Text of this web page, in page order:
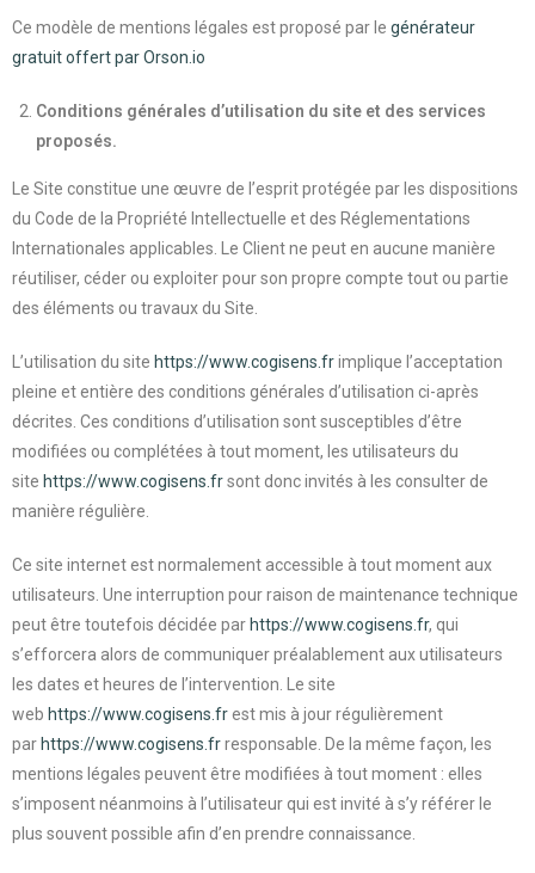
Ce modèle de mentions légales est proposé par le générateur
gratuit offert par Orson.io
Conditions générales d’utilisation du site et des services
proposés.
Le Site constitue une œuvre de l’esprit protégée par les dispositions
du Code de la Propriété Intellectuelle et des Réglementations
Internationales applicables. Le Client ne peut en aucune manière
réutiliser, céder ou exploiter pour son propre compte tout ou partie
des éléments ou travaux du Site.
L’utilisation du site https://www.cogisens.frimplique l’acceptation
pleine et entière des conditions générales d’utilisation ci-après
décrites. Ces conditions d’utilisation sont susceptibles d’être
modifiées ou complétées à tout moment, les utilisateurs du
site https://www.cogisens.frsont donc invités à les consulter de
manière régulière.
Ce site internet est normalement accessible à tout moment aux
utilisateurs. Une interruption pour raison de maintenance technique
peut être toutefois décidée par https://www.cogisens.fr, qui
s’efforcera alors de communiquer préalablement aux utilisateurs
les dates et heures de l’intervention. Le site
web https://www.cogisens.frest mis à jour régulièrement
par https://www.cogisens.frresponsable. De la même façon, les
mentions légales peuvent être modifiées à tout moment : elles
s’imposent néanmoins à l’utilisateur qui est invité à s’y référer le
plus souvent possible afin d’en prendre connaissance.